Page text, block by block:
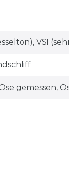
VSI
gemessen,